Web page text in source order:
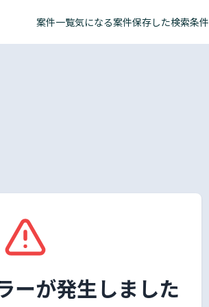
案件一覧気になる案件保存した検索条件
ーが発生しました